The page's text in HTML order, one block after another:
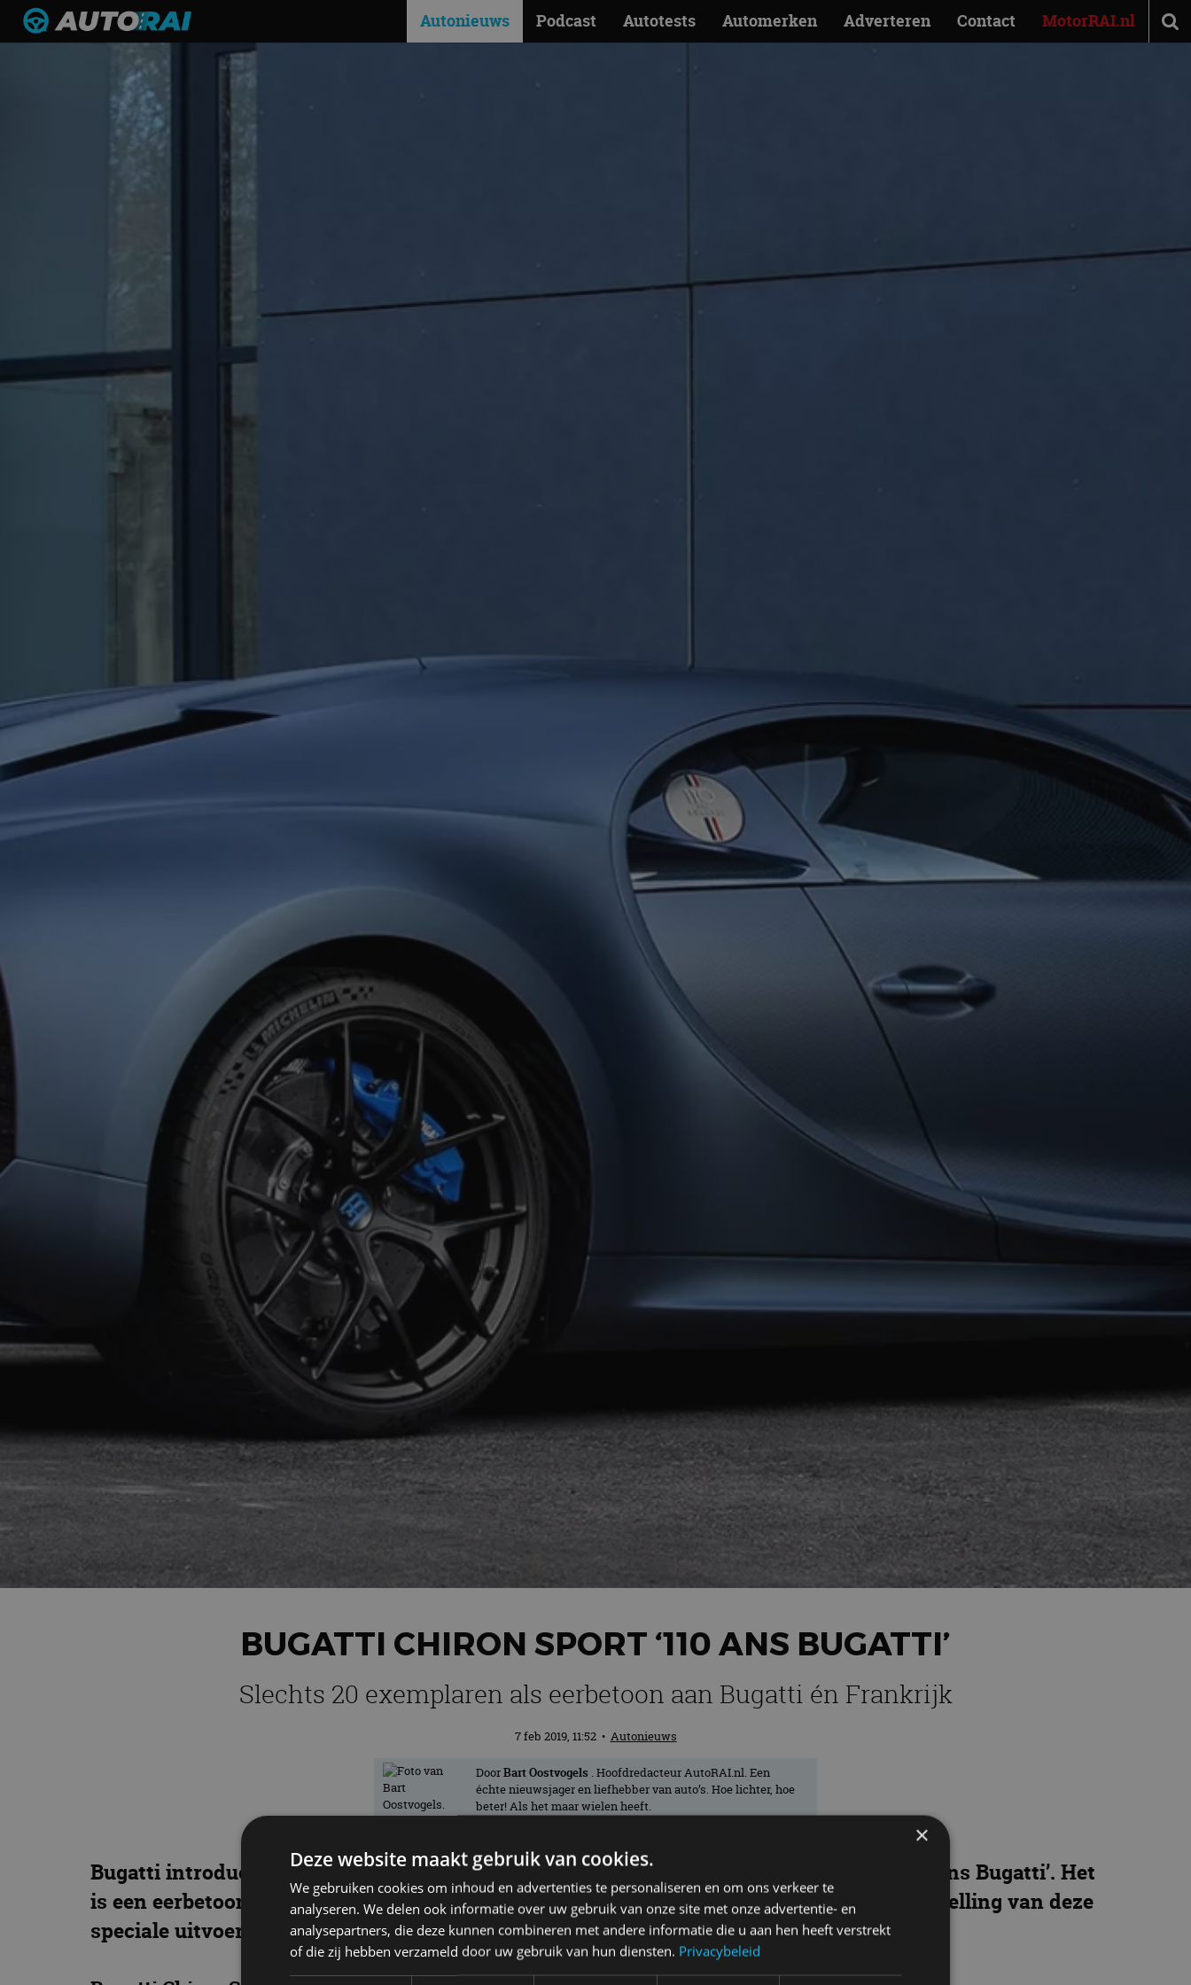
Autonieuws Podcast Autotests Automerken Adverteren Contact MotorRAI.nl
BUGATTI CHIRON SPORT ‘110 ANS BUGATTI’
Slechts 20 exemplaren als eerbetoon aan Bugatti én Frankrijk
7 feb 2019, 11:52 • Autonieuws
DoorBart Oostvogels . Hoofdredacteur AutoRAI.nl. Een
échte nieuwsjager en liefhebber van auto’s. Hoe lichter, hoe
beter! Als het maar wielen heeft.
Bugatti introduceert in een oplage van slechts twintig exemplaren de Chiron Sport ‘110 ans Bugatti’. Het
is een eerbetoon aan 110 jaar Bugatti én aan Frankrijk. Bijzonder is niet alleen de kleurstelling van deze
speciale uitvoering, maar ook de onderzijde van de achterspoiler.
×
Deze website maakt gebruik van cookies.
We gebruiken cookies om inhoud en advertenties te personaliseren en om ons verkeer te
analyseren. We delen ook informatie over uw gebruik van onze site met onze advertentie- en
analysepartners, die deze kunnen combineren met andere informatie die u aan hen heeft verstrekt
of die zij hebben verzameld door uw gebruik van hun diensten. Privacybeleid